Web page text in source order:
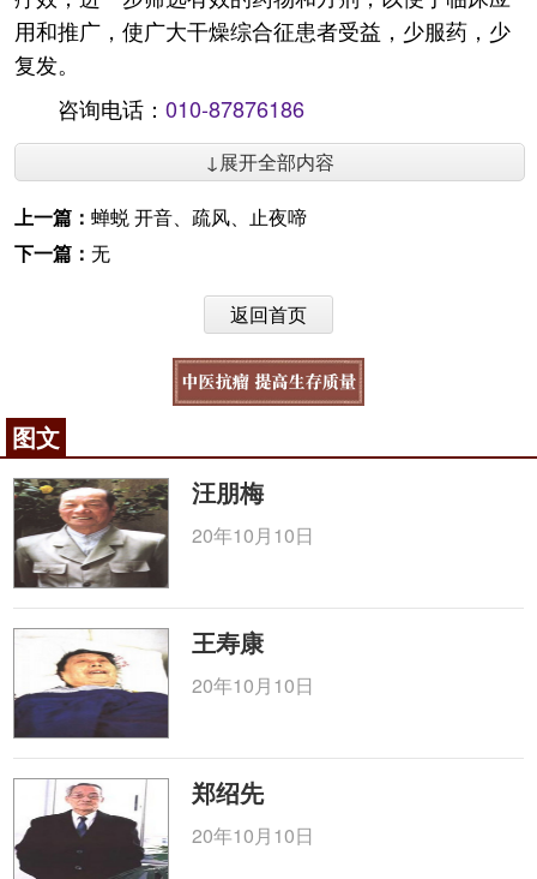
用和推广，使广大干燥综合征患者受益，少服药，少
复发。
咨询电话： 010-87876186
↓展开全部内容
上一篇： 蝉蜕 开音、疏风、止夜啼
下一篇： 无
返回首页
图文
汪朋梅
20年10月10日
王寿康
20年10月10日
郑绍先
20年10月10日